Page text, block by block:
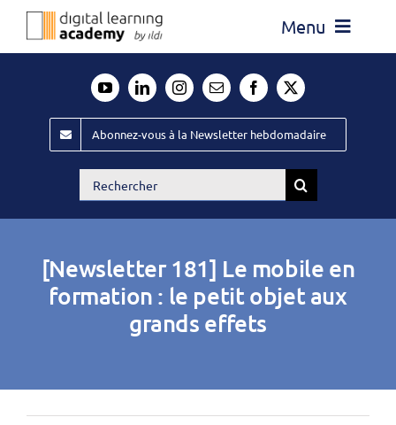
Passer
Menu
Évènements ILDI
Offres d’emploi
Publiez
Abonnez-vous à la Newsletter hebdomadaire
Rechercher:
[Newsletter 181] Le mobile en
formation : le petit objet aux
grands effets